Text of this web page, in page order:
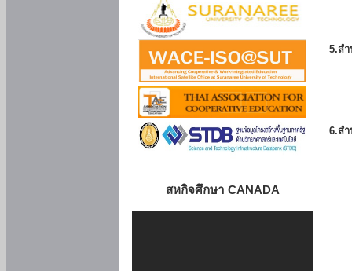
สหกิจศึกษา CANADA
5.ส
6.ส